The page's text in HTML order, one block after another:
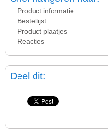
Product informatie
Bestellijst
Product plaatjes
Reacties
Deel dit: